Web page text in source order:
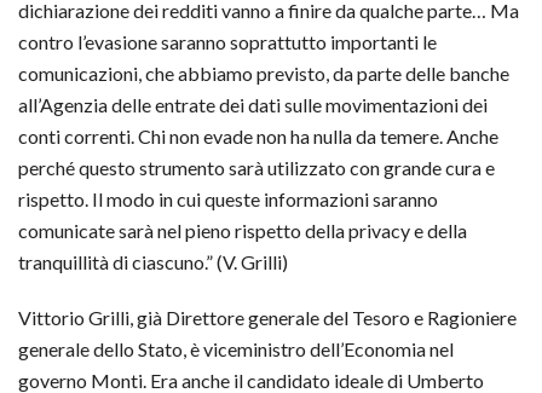
dichiarazione dei redditi vanno a finire da qualche parte… Ma
contro l’evasione saranno soprattutto importanti le
comunicazioni, che abbiamo previsto, da parte delle banche
all’Agenzia delle entrate dei dati sulle movimentazioni dei
conti correnti. Chi non evade non ha nulla da temere. Anche
perché questo strumento sarà utilizzato con grande cura e
rispetto. Il modo in cui queste informazioni saranno
comunicate sarà nel pieno rispetto della privacy e della
tranquillità di ciascuno.” (V. Grilli)
Vittorio Grilli, già Direttore generale del Tesoro e Ragioniere
generale dello Stato, è viceministro dell’Economia nel
governo Monti. Era anche il candidato ideale di Umberto